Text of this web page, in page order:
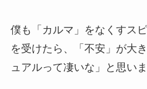
僕も「カルマ」をなくすス
を受けたら、「不安」が大
ュアルって凄いな」と思いま